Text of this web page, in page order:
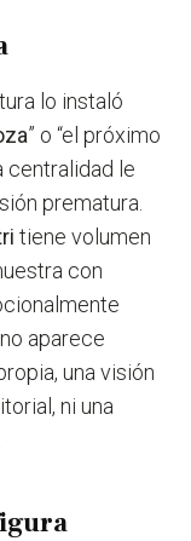
lo instaló
” o “el próximo
centralidad le
prematura.
tiene volumen
con
aparece
una visión
ni una